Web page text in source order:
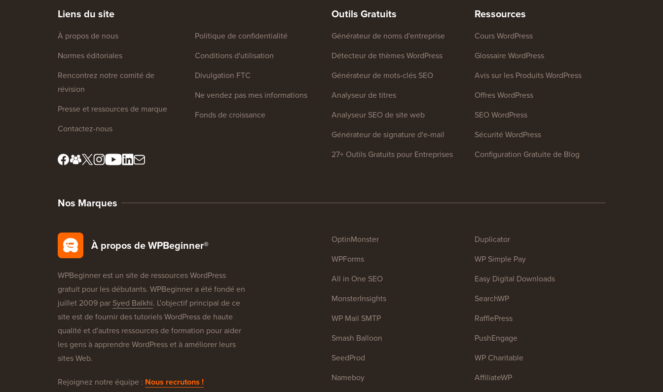
Liens du site
À propos de nous
Normes éditoriales
Rencontrez notre comité de
révision
Presse et ressources de marque
Contactez-nous
Politique de confidentialité
Conditions d'utilisation
Divulgation FTC
Ne vendez pas mes informations
Fonds de croissance
Outils Gratuits
Générateur de noms d'entreprise
Détecteur de thèmes WordPress
Générateur de mots-clés SEO
Analyseur de titres
Analyseur SEO de site web
Générateur de signature d'e-mail
27+ Outils Gratuits pour Entreprises
Ressources
Cours WordPress
Glossaire WordPress
Avis sur les Produits WordPress
Offres WordPress
SEO WordPress
Sécurité WordPress
Configuration Gratuite de Blog
Nos Marques
À propos de WPBeginner®
WPBeginner est un site de ressources WordPress
gratuit pour les débutants. WPBeginner a été fondé en
juillet 2009 par Syed Balkhi. L'objectif principal de ce
site est de fournir des tutoriels WordPress de haute
qualité et d'autres ressources de formation pour aider
les gens à apprendre WordPress et à améliorer leurs
sites Web.
Rejoignez notre équipe : Nous recrutons !
OptinMonster
WPForms
All in One SEO
MonsterInsights
WP Mail SMTP
Smash Balloon
SeedProd
Nameboy
Duplicator
WP Simple Pay
Easy Digital Downloads
SearchWP
RafflePress
PushEngage
WP Charitable
AffiliateWP